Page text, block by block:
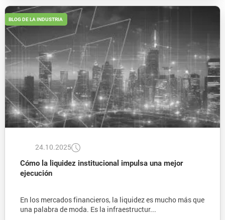
BLOG DE LA INDUSTRIA
24.10.2025
Cómo la liquidez institucional impulsa una mejor
ejecución
En los mercados financieros, la liquidez es mucho más que
una palabra de moda. Es la infraestructur...